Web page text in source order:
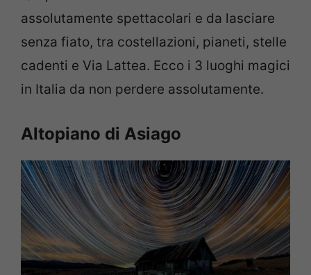
assolutamente spettacolari e da lasciare
senza fiato, tra costellazioni, pianeti, stelle
cadenti e Via Lattea. Ecco i 3 luoghi magici
in Italia da non perdere assolutamente.
Altopiano di Asiago